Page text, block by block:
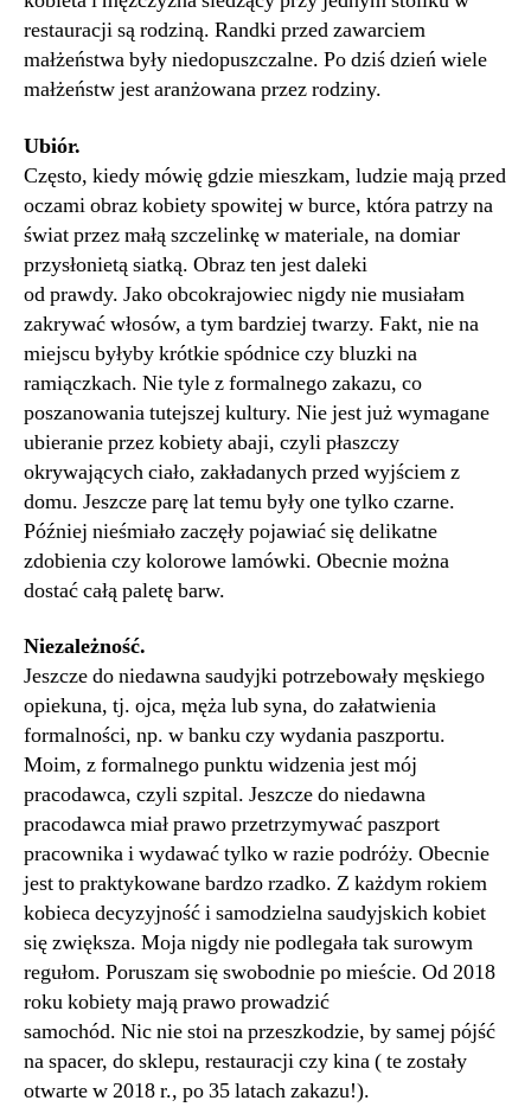
restauracji są rodziną. Randki przed zawarciem
małżeństwa były niedopuszczalne. Po dziś dzień wiele
małżeństw jest aranżowana przez rodziny.
Ubiór.
Często, kiedy mówię gdzie mieszkam, ludzie mają przed
oczami obraz kobiety spowitej w burce, która patrzy na
świat przez małą szczelinkę w materiale, na domiar
przysłonietą siatką. Obraz ten jest daleki
od prawdy. Jako obcokrajowiec nigdy nie musiałam
zakrywać włosów, a tym bardziej twarzy. Fakt, nie na
miejscu byłyby krótkie spódnice czy bluzki na
ramiączkach. Nie tyle z formalnego zakazu, co
poszanowania tutejszej kultury. Nie jest już wymagane
ubieranie przez kobiety abaji, czyli płaszczy
okrywających ciało, zakładanych przed wyjściem z
domu. Jeszcze parę lat temu były one tylko czarne.
Później nieśmiało zaczęły pojawiać się delikatne
zdobienia czy kolorowe lamówki. Obecnie można
dostać całą paletę barw.
Niezależność.
Jeszcze do niedawna saudyjki potrzebowały męskiego
opiekuna, tj. ojca, męża lub syna, do załatwienia
formalności, np. w banku czy wydania paszportu.
Moim, z formalnego punktu widzenia jest mój
pracodawca, czyli szpital. Jeszcze do niedawna
pracodawca miał prawo przetrzymywać paszport
pracownika i wydawać tylko w razie podróży. Obecnie
jest to praktykowane bardzo rzadko. Z każdym rokiem
kobieca decyzyjność i samodzielna saudyjskich kobiet
się zwiększa. Moja nigdy nie podlegała tak surowym
regułom. Poruszam się swobodnie po mieście. Od 2018
roku kobiety mają prawo prowadzić
samochód. Nic nie stoi na przeszkodzie, by samej pójść
na spacer, do sklepu, restauracji czy kina ( te zostały
otwarte w 2018 r., po 35 latach zakazu!).